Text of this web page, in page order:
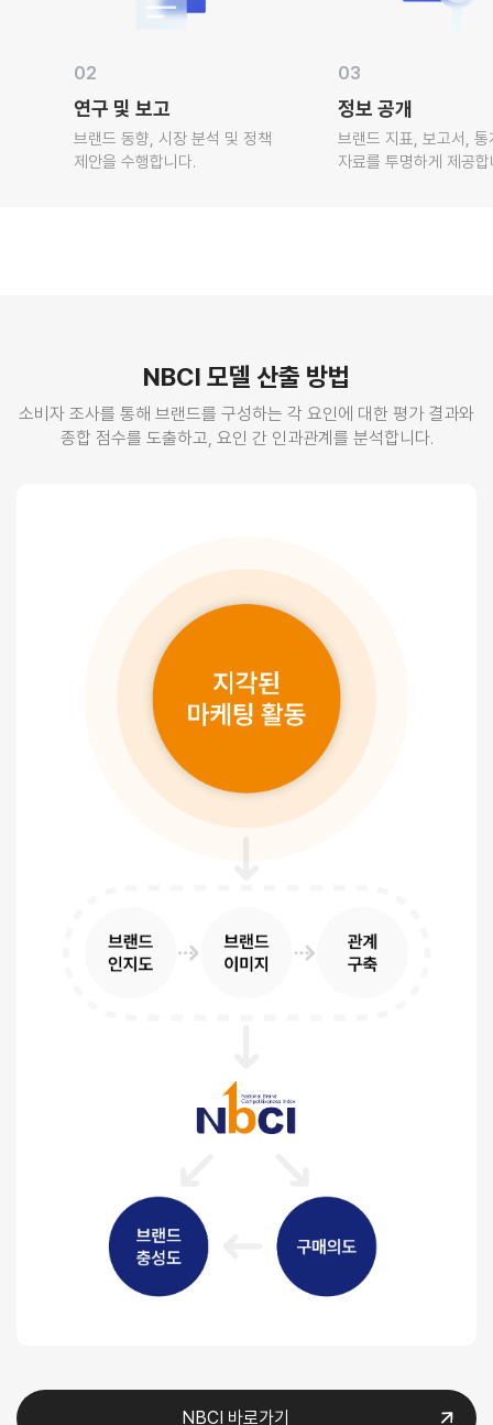
02
연구 및 보고
브랜드 동향, 시장 분석 및 정책
제안을 수행합니다.
03
정보 공개
브랜드 지표, 보고서, 통계
자료를 투명하게 제공합니
NBCI 모델 산출 방법
소비자 조사를 통해 브랜드를 구성하는 각 요인에 대한 평가 결과와
종합 점수를 도출하고, 요인 간 인과관계를 분석합니다.
NBCI 바로가기